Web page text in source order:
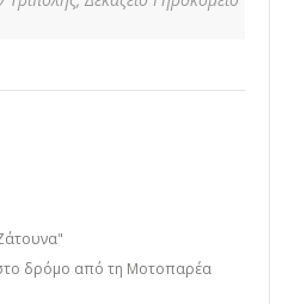
δρόμο από τη Μοτοπαρέα